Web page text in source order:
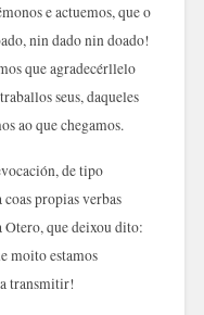
e actuemos, que o
nin dado nin doado!
que agradecérllelo
seus, daqueles
ao que chegamos.
de tipo
propias verbas
Otero, que deixou dito:
moito estamos
transmitir!